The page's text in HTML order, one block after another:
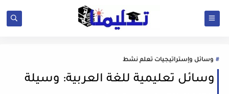
وسائل وإستراتيجيات تعلم نشط
وسائل تعليمية للغة العربية: وسيلة